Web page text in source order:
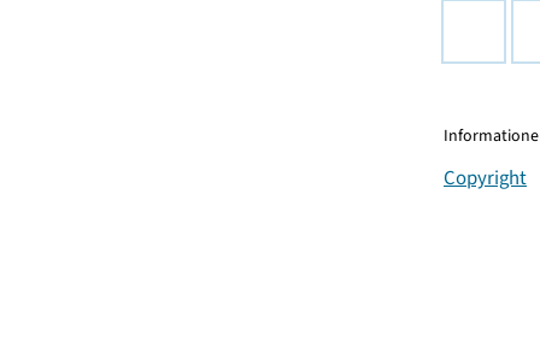
Copyright